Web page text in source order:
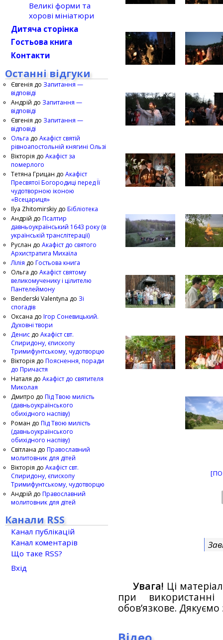
Увага! Ці
при
обов’язкове.
Великі форми та
хорові мініатюри
Дитяча сторінка
Гостьова книга
Контакти
Останні відгуки
Євгенія до Запитання —
відповіді
Андрій до Запитання —
відповіді
Євгенія до Запитання —
відповіді
Ольга до Акафіст святій
рівноапостольній княгині Ользі
Вікторія до Акафіст за
померлого
Тетяна Грицан до Акафіст
Пресвятої Богородиці перед Її
чудотворною іконою
«Всецариця»
Ilya Zhitomirskiy до Бібліотека
Андрій до Псалтир
давньоукраїнський 1643 року (в
українській транслітерації)
Руслан до Акафіст до святого
Архистратига Михаїла
Лілія до Гостьова книга
Ольга до Акафіст святому
великомученику і цілителю
Пантелеймону
Benderski Valentyna до Зі
спогадів
Оксана до Ігор Соневицький.
Духовні твори
Денис до Акафіст свт.
Спиридону, єпископу
Тримифунтському, чудотворцю
Вікторія до Пояснення, поради
до Причастя
Наталя до Акафіст до святителя
Миколая
Дмитро до Під Твою милість
(давньоукраїнського
обихідного наспіву)
Роман до Під Твою милість
(давньоукраїнського
обихідного наспіву)
Світлана до Православний
молитовник для дітей
Вікторія до Акафіст свт.
Спиридону, єпископу
Тримифунтському, чудотворцю
Андрій до Православний
молитовник для дітей
Канали RSS
Канал публікацій
Канал коментарів
Що таке RSS?
Вхід